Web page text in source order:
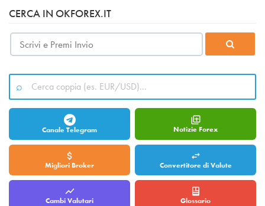
CERCA IN OKFOREX.IT
Canale Telegram Notizie Forex
Migliori Broker Convertitore di Valute
Cambi Valutari Glossario